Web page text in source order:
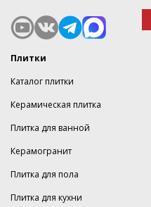
Плитки
Каталог плитки
Керамическая плитка
Плитка для ванной
Керамогранит
Плитка для пола
Плитка для кухни